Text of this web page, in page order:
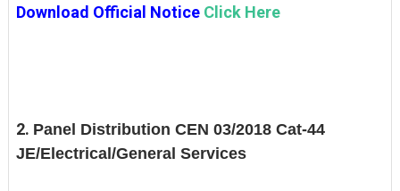
Download Official Notice Click Here
2. Panel Distribution CEN 03/2018 Cat-44
JE/Electrical/General Services